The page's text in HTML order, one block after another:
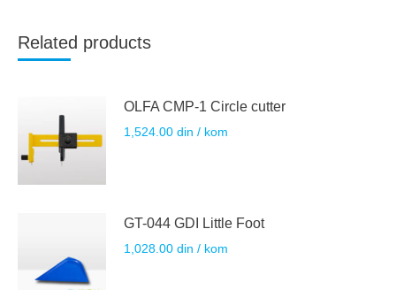
Related products
OLFA CMP-1 Circle cutter
1,524.00 din / kom
GT-044 GDI Little Foot
1,028.00 din / kom